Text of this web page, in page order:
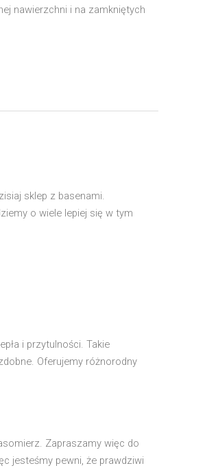
nawierzchni i na zamkniętych
sklep z basenami.
o wiele lepiej się w tym
i przytulności. Takie
Oferujemy różnorodny
Zapraszamy więc do
jesteśmy pewni, że prawdziwi